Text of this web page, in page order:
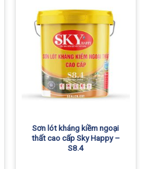
Sơn lót kháng kiềm ngoại
thất cao cấp Sky Happy –
S8.4